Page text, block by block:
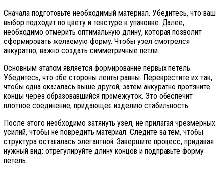
Сначала подготовьте необходимый материал. Убедитесь, что ваш
выбор подходит по цвету и текстуре к упаковке. Далее,
необходимо отмерить оптимальную длину, которая позволит
сформировать желаемую форму. Чтобы узел смотрелся
аккуратно, важно создать симметричные петли.
Основным этапом является формирование первых петель.
Убедитесь, что обе стороны ленты равны. Перекрестите их так,
чтобы одна оказалась выше другой, затем аккуратно протяните
концы через образовавшийся промежуток. Это обеспечит
плотное соединение, придающее изделию стабильность.
После этого необходимо затянуть узел, не прилагая чрезмерных
усилий, чтобы не повредить материал. Следите за тем, чтобы
структура оставалась элегантной. Завершите процесс, придавая
нужный вид: отрегулируйте длину концов и подправьте форму
петель.